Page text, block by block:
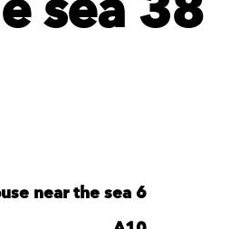
near the sea 6